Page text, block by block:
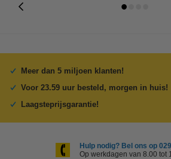
Meer dan 5 miljoen klanten!
Voor 23.59 uur besteld, morgen in huis!
Laagsteprijsgarantie!
Hulp nodig? Bel ons op
Op werkdagen van 8.00 tot